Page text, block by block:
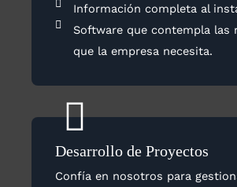
Información completa al
Software que contempla las
que la empresa necesita.
Desarrollo de Proyectos
Confía en nosotros para